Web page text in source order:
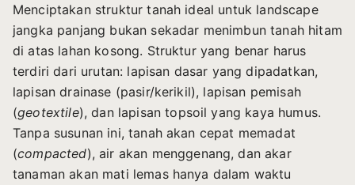
Menciptakan struktur tanah ideal untuk landscape
jangka panjang bukan sekadar menimbun tanah hitam
di atas lahan kosong. Struktur yang benar harus
terdiri dari urutan: lapisan dasar yang dipadatkan,
lapisan drainase (pasir/kerikil), lapisan pemisah
(geotextile), dan lapisan topsoil yang kaya humus.
Tanpa susunan ini, tanah akan cepat memadat
(compacted), air akan menggenang, dan akar
tanaman akan mati lemas hanya dalam waktu